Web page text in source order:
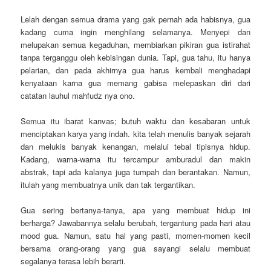
Lelah dengan semua drama yang gak pernah ada habisnya, gua
kadang cuma ingin menghilang selamanya. Menyepi dan
melupakan semua kegaduhan, membiarkan pikiran gua istirahat
tanpa terganggu oleh kebisingan dunia. Tapi, gua tahu, itu hanya
pelarian, dan pada akhirnya gua harus kembali menghadapi
kenyataan karna gua memang gabisa melepaskan diri dari
catatan lauhul mahfudz nya ono.
Semua itu ibarat kanvas; butuh waktu dan kesabaran untuk
menciptakan karya yang indah. kita telah menulis banyak sejarah
dan melukis banyak kenangan, melalui tebal tipisnya hidup.
Kadang, warna-warna itu tercampur amburadul dan makin
abstrak, tapi ada kalanya juga tumpah dan berantakan. Namun,
itulah yang membuatnya unik dan tak tergantikan.
Gua sering bertanya-tanya, apa yang membuat hidup ini
berharga? Jawabannya selalu berubah, tergantung pada hari atau
mood gua. Namun, satu hal yang pasti, momen-momen kecil
bersama orang-orang yang gua sayangi selalu membuat
segalanya terasa lebih berarti.